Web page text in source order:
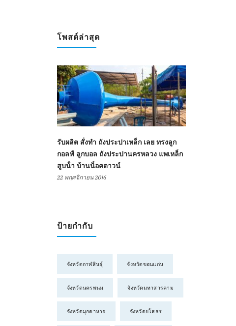
โพสต์ล่าสุด
รับผลิต สั่งทำ ถังประปาเหล็ก เลย ทรงลูก
กอลฟ์ ลูกบอล ถังประปานครหลวง แพเหล็ก
สูบน้ํา บ้านน็อคดาวน์
22 พฤศจิกายน 2016
ป้ายกำกับ
จังหวัดกาฬสินธุ์ จังหวัดขอนแก่น
จังหวัดนครพนม จังหวัดมหาสารคาม
จังหวัดมุกดาหาร จังหวัดยโสธร